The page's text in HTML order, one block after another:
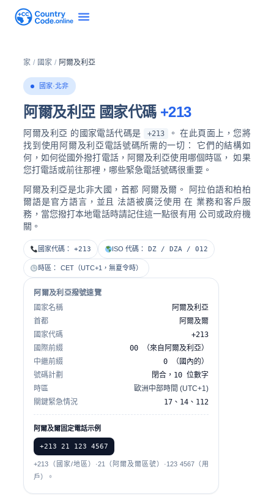
家 / 國家 / 阿爾及利亞
國家·北非
阿爾及利亞 國家代碼 +213
阿爾及利亞 的國家電話代碼是 +213
。 在此頁面上，您將
找到使用阿爾及利亞電話號碼所需的一切： 它們的結構如
何，如何從國外撥打電話，阿爾及利亞使用哪個時區， 如果
您打電話或前往那裡，哪些緊急電話號碼很重要。
阿爾及利亞是北非大國，首都 阿爾及爾 。 阿拉伯語和柏柏
爾語是官方語言，並且 法語被廣泛使用 在 業務和客戶服
務，當您撥打本地電話時請記住這一點很有用 公司或政府機
關。
國家代碼： +213 ISO 代碼： DZ / DZA / 012
時區： CET（UTC+1，無夏令時）
阿爾及利亞撥號速覽
國家名稱
阿爾及利亞
首都
阿爾及爾
國家代碼
+213
國際前綴
00 （來自阿爾及利亞）
中繼前綴
0 （國內的）
號碼計劃
閉合，10 位數字
時區
歐洲中部時間 (UTC+1)
關鍵緊急情況
17、14、112
阿爾及爾固定電話示例
+213 21 123 4567
+213（國家/地區）·21（阿爾及爾區號）·123 4567（用
戶）。